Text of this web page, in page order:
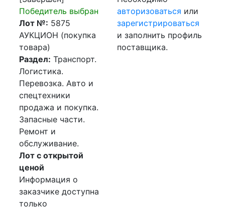
Победитель выбран
Лот №: 5875
АУКЦИОН (покупка
товара)
Раздел: Транспорт.
Логистика.
Перевозка. Авто и
спецтехники
продажа и покупка.
Запасные части.
Ремонт и
обслуживание.
Лот с открытой
ценой
Информация о
заказчике доступна
только
авторизоваться или
зарегистрироваться
и заполнить профиль
поставщика.